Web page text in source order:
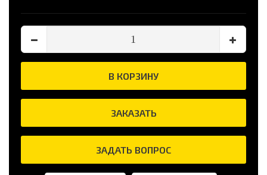
В КОРЗИНУ
ЗАКАЗАТЬ
ЗАДАТЬ ВОПРОС